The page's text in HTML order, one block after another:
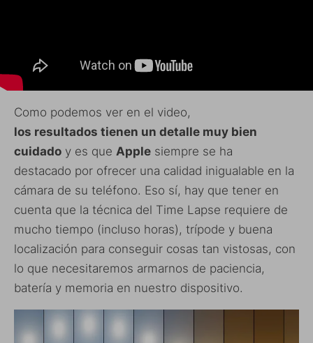
Como podemos ver en el video,
los resultados tienen un detalle muy bien
cuidado y es que Apple siempre se ha
destacado por ofrecer una calidad inigualable en la
cámara de su teléfono. Eso sí, hay que tener en
cuenta que la técnica del Time Lapse requiere de
mucho tiempo (incluso horas), trípode y buena
localización para conseguir cosas tan vistosas, con
lo que necesitaremos armarnos de paciencia,
batería y memoria en nuestro dispositivo.